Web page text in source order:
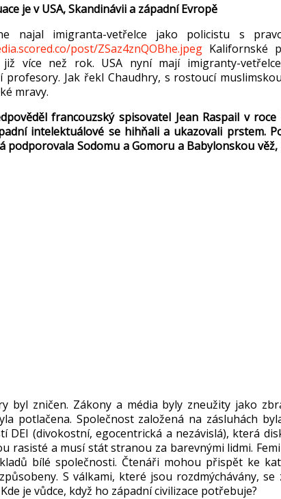
je v USA, Skandinávii a západní Evropě
najal imigranta-vetřelce jako policistu s
post/ZSaz4znQOBhe.jpeg Kalifornské
již více než rok. USA nyní mají imigranty-vet
profesory. Jak řekl Chaudhry, s rostoucí
é mravy.
francouzský spisovatel Jean Raspail v roce
intelektuálové se hihňali a ukazovali prstem.
podporovala Sodomu a Gomoru a Babylonskou věž,
byl zničen. Zákony a média byly zneužity jako
potlačena. Společnost založená na zásluhách
í DEI (divokostní, egocentrická a nezávislá), která
rasisté a musí stát stranou za barevnými lidmi.
ů bílé společnosti. Čtenáři mohou přispět ke
ůsobeny. S válkami, které jsou rozdmýchávány, se
je vůdce, když ho západní civilizace potřebuje?